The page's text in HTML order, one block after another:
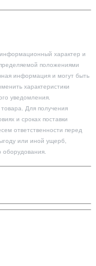
характер и
положениями
информация и могут быть
характеристики
уведомления.
Для получения
и сроках поставки
ответственности перед
или иной ущерб,
оборудования.